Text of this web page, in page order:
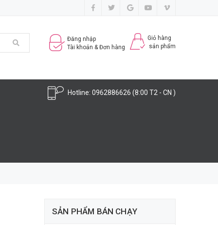
Đăng nhập
Tài khoản & Đơn hàng
Giỏ hàng
sản phẩm
Hotline: 0962886626 (8:00 T2 - CN )
SẢN PHẨM BÁN CHẠY